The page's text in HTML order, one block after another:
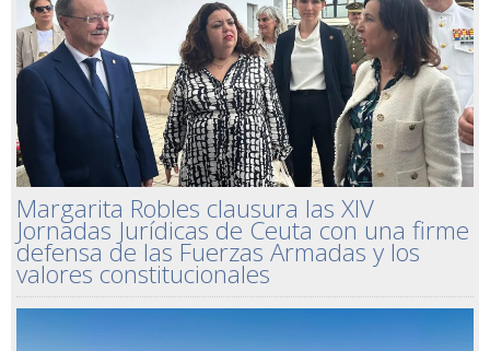
Margarita Robles clausura las XIV
Jornadas Jurídicas de Ceuta con una firme
defensa de las Fuerzas Armadas y los
valores constitucionales